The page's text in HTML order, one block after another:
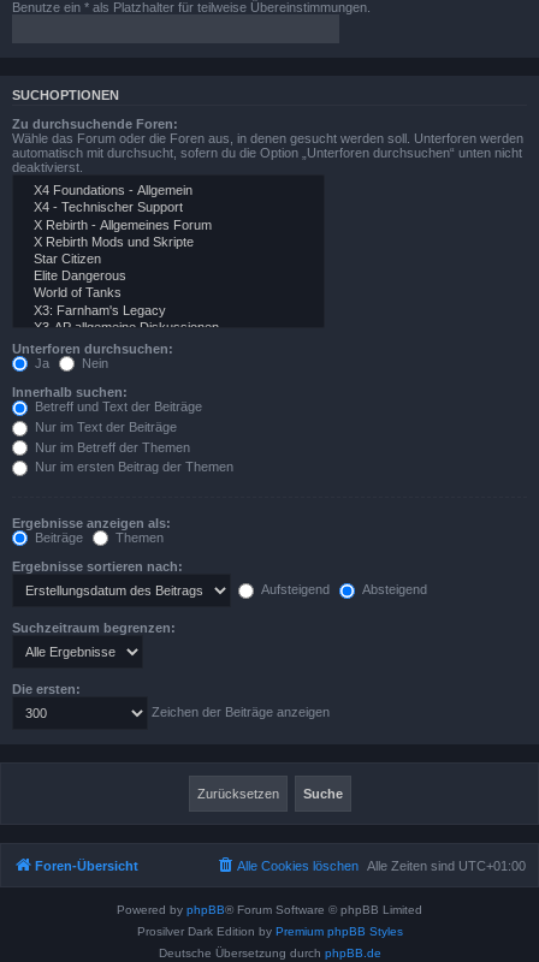
Benutze ein * als Platzhalter für teilweise Übereinstimmungen.
SUCHOPTIONEN
Zu durchsuchende Foren:
Wähle das Forum oder die Foren aus, in denen gesucht werden soll. Unterforen werden
automatisch mit durchsucht, sofern du die Option „Unterforen durchsuchen“ unten nicht
deaktivierst.
Unterforen durchsuchen:
Ja
Nein
Innerhalb suchen:
Betreff und Text der Beiträge
Nur im Text der Beiträge
Nur im Betreff der Themen
Nur im ersten Beitrag der Themen
Ergebnisse anzeigen als:
Beiträge
Themen
Ergebnisse sortieren nach:
Aufsteigend
Absteigend
Suchzeitraum begrenzen:
Die ersten:
Zeichen der Beiträge anzeigen
Foren-Übersicht Alle Zeiten sind UTC+01:00
Alle Cookies löschen
Powered by phpBB® Forum Software © phpBB Limited
Prosilver Dark Edition by Premium phpBB Styles
Deutsche Übersetzung durch phpBB.de